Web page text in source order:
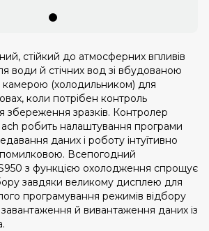
стійкий до атмосферних впливів
води й стічних вод зі вбудованою
(холодильником) для
коли потрібен контроль
збереження зразків. Контролер
робить налаштування програми
даних і роботу інтуїтивно
Всепогодний
з функцією охолодження спрощує
завдяки великому дисплею для
програмування режимів відбору
й вивантаження даних із